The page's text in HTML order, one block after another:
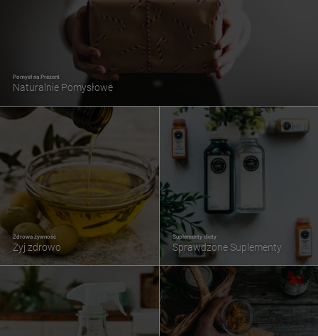
Pomysł na Prezent
Naturalnie Pomysłowe
Zdrowa żywność
Żyj zdrowo
Suplementy diety
Sprawdzone Suplementy